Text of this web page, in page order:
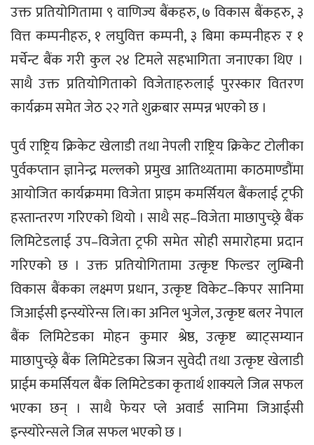
उक्त प्रतियोगितामा ९ वाणिज्य बैंकहरु, ७ विकास बैंकहरु, ३
वित्त कम्पनीहरु, १ लघुवित्त कम्पनी, ३ बिमा कम्पनीहरु र १
मर्चेन्ट बैंक गरी कुल २४ टिमले सहभागिता जनाएका थिए ।
साथै उक्त प्रतियोगिताको विजेताहरुलाई पुरस्कार वितरण
कार्यक्रम समेत जेठ २२ गते शुक्रबार सम्पन्न भएको छ ।
पुर्व राष्ट्रिय क्रिकेट खेलाडी तथा नेपली राष्ट्रिय क्रिकेट टोलीका
पुर्वकप्तान ज्ञानेन्द्र मल्लको प्रमुख आतिथ्यतामा काठमाण्डौंमा
आयोजित कार्यक्रममा विजेता प्राइम कमर्सियल बैंकलाई ट्रफी
हस्तान्तरण गरिएको थियो । साथै सह–विजेता माछापुच्छ्रे बैंक
लिमिटेडलाई उप–विजेता ट्रफी समेत सोही समारोहमा प्रदान
गरिएको छ । उक्त प्रतियोगितामा उत्कृष्ट फिल्डर लुम्बिनी
विकास बैंकका लक्ष्मण प्रधान, उत्कृष्ट विकेट–किपर सानिमा
जिआईसी इन्स्योरेन्स लि।का अनिल भुजेल, उत्कृष्ट बलर नेपाल
बैंक लिमिटेडका मोहन कुमार श्रेष्ठ, उत्कृष्ट ब्याट्सम्यान
माछापुच्छ्रे बैंक लिमिटेडका स्रिजन सुवेदी तथा उत्कृष्ट खेलाडी
प्राईम कमर्सियल बैंक लिमिटेडका कृतार्थ शाक्यले जित्न सफल
भएका छन् । साथै फेयर प्ले अवार्ड सानिमा जिआईसी
इन्स्योरेन्सले जित्न सफल भएको छ ।